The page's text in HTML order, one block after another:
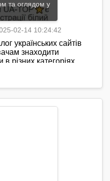
та оглядом у
02-14 10:24:42
українських сайтів
знаходити
різних категоріях.
та якісні веб-
та покращенню
Я знаю, що сайт
українським
найкращі веб-